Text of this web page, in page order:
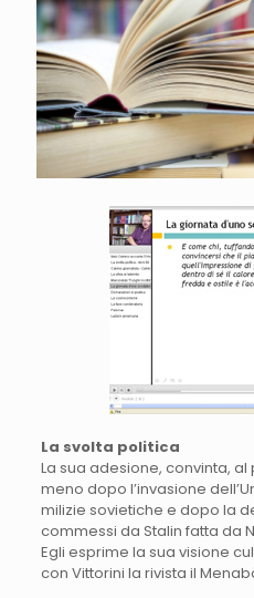
La svolta politica
La sua adesione, convinta,
meno dopo l’invasione
milizie sovietiche e dopo la
commessi da Stalin fatta da
Egli esprime la sua visione
con Vittorini la rivista il